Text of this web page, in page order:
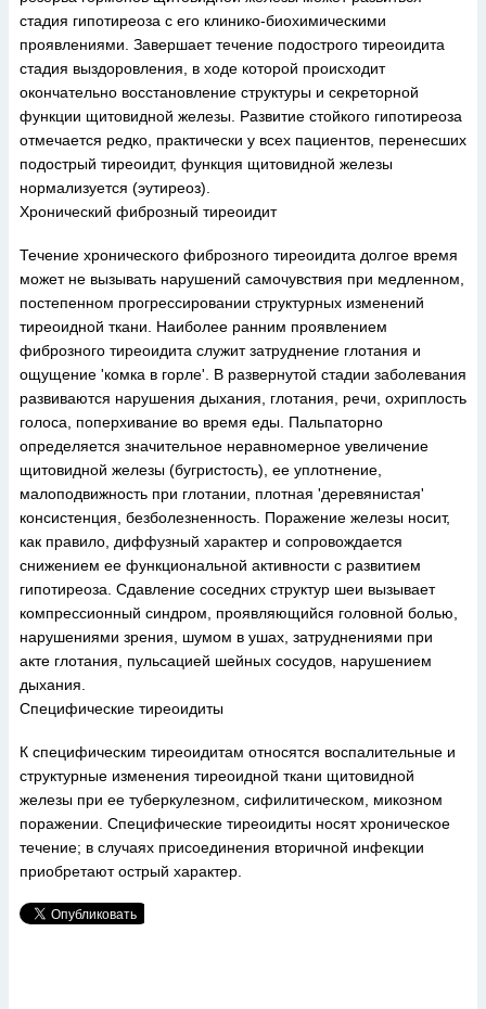
стадия гипотиреоза с его клинико-биохимическими
проявлениями. Завершает течение подострого тиреоидита
стадия выздоровления, в ходе которой происходит
окончательно восстановление структуры и секреторной
функции щитовидной железы. Развитие стойкого гипотиреоза
отмечается редко, практически у всех пациентов, перенесших
подострый тиреоидит, функция щитовидной железы
нормализуется (эутиреоз).
Хронический фиброзный тиреоидит
Течение хронического фиброзного тиреоидита долгое время
может не вызывать нарушений самочувствия при медленном,
постепенном прогрессировании структурных изменений
тиреоидной ткани. Наиболее ранним проявлением
фиброзного тиреоидита служит затруднение глотания и
ощущение 'комка в горле'. В развернутой стадии заболевания
развиваются нарушения дыхания, глотания, речи, охриплость
голоса, поперхивание во время еды. Пальпаторно
определяется значительное неравномерное увеличение
щитовидной железы (бугристость), ее уплотнение,
малоподвижность при глотании, плотная 'деревянистая'
консистенция, безболезненность. Поражение железы носит,
как правило, диффузный характер и сопровождается
снижением ее функциональной активности с развитием
гипотиреоза. Сдавление соседних структур шеи вызывает
компрессионный синдром, проявляющийся головной болью,
нарушениями зрения, шумом в ушах, затруднениями при
акте глотания, пульсацией шейных сосудов, нарушением
дыхания.
Специфические тиреоидиты
К специфическим тиреоидитам относятся воспалительные и
структурные изменения тиреоидной ткани щитовидной
железы при ее туберкулезном, сифилитическом, микозном
поражении. Специфические тиреоидиты носят хроническое
течение; в случаях присоединения вторичной инфекции
приобретают острый характер.